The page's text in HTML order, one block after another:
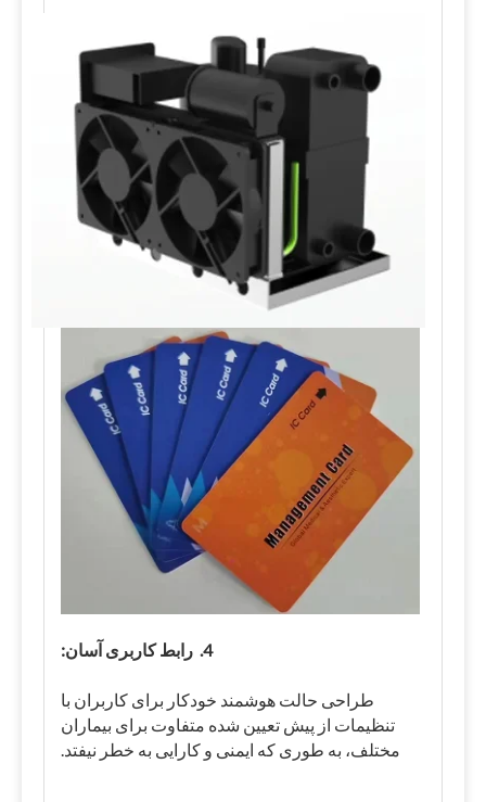
4. رابط کاربری آسان:
طراحی حالت هوشمند خودکار برای کاربران با
تنظیمات از پیش تعیین شده متفاوت برای بیماران
مختلف، به طوری که ایمنی و کارایی به خطر نیفتد.